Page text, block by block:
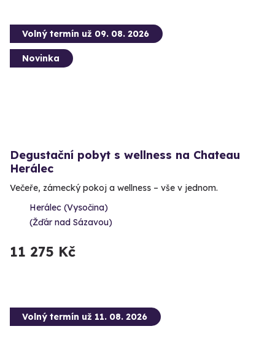
Volný termín už 09. 08. 2026
Novinka
Degustační pobyt s wellness na Chateau
Herálec
Večeře, zámecký pokoj a wellness – vše v jednom.
Herálec (Vysočina)
(Žďár nad Sázavou)
11 275 Kč
Volný termín už 11. 08. 2026